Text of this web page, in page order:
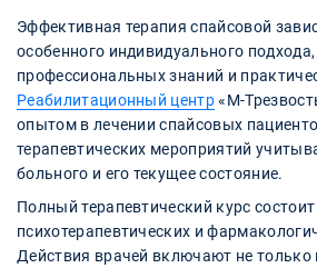
Эффективная терапия спайсовой
особенного индивидуального
профессиональных знаний и
Реабилитационный центр«М-
опытом в лечении спайсовых
терапевтических мероприятий
больного и его текущее состояние.
Полный терапевтический курс
психотерапевтических и
Действия врачей включают не только